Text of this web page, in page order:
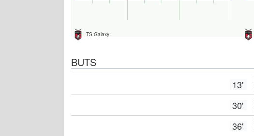
TS Galaxy
BUTS
13'
30'
36'